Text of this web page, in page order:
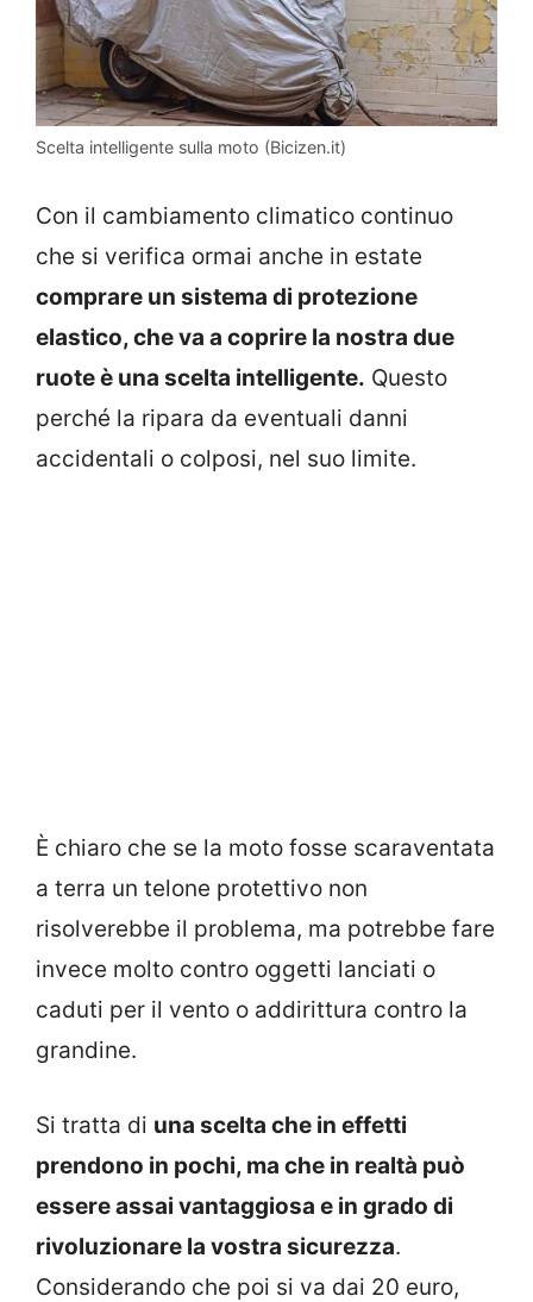
Scelta intelligente sulla moto (Bicizen.it)
Con il cambiamento climatico continuo
che si verifica ormai anche in estate
comprare un sistema di protezione
elastico, che va a coprire la nostra due
ruote è una scelta intelligente. Questo
perché la ripara da eventuali danni
accidentali o colposi, nel suo limite.
È chiaro che se la moto fosse scaraventata
a terra un telone protettivo non
risolverebbe il problema, ma potrebbe fare
invece molto contro oggetti lanciati o
caduti per il vento o addirittura contro la
grandine.
Si tratta di una scelta che in effetti
prendono in pochi, ma che in realtà può
essere assai vantaggiosa e in grado di
rivoluzionare la vostra sicurezza.
Considerando che poi si va dai 20 euro,